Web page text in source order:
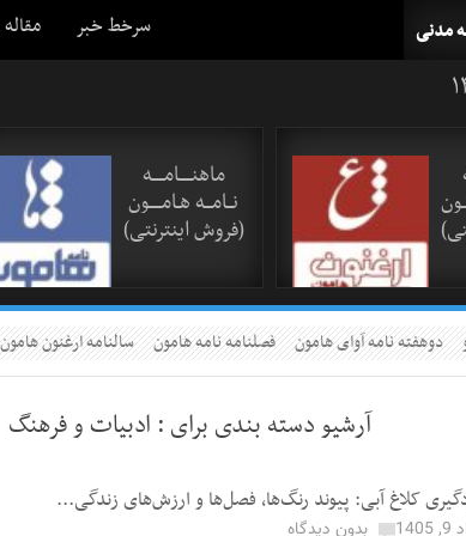
سرخط خبر مدنی
ماهنـــــامـــــه
نــامـــه هـامـــــون
(فروش اینترنتی)
دوهفته نامه آوای هامون فصلنامه نامه هامون سالنامه ارغنون هامون
آرشیو دسته بندی برای : ادبیات و فرهنگ
کلاغ آبی: پیوند رنگ‌ها، فصل‌ها و ارزش‌های زندگی...
بدون دیدگاه